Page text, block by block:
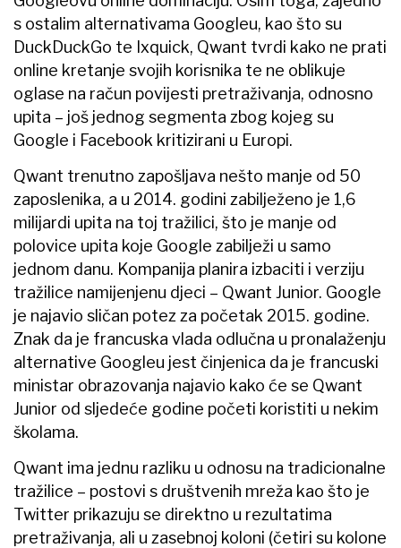
s ostalim alternativama Googleu, kao što su
DuckDuckGo te Ixquick, Qwant tvrdi kako ne prati
online kretanje svojih korisnika te ne oblikuje
oglase na račun povijesti pretraživanja, odnosno
upita – još jednog segmenta zbog kojeg su
Google i Facebook kritizirani u Europi.
Qwant trenutno zapošljava nešto manje od 50
zaposlenika, a u 2014. godini zabilježeno je 1,6
milijardi upita na toj tražilici, što je manje od
polovice upita koje Google zabilježi u samo
jednom danu. Kompanija planira izbaciti i verziju
tražilice namijenjenu djeci – Qwant Junior. Google
je najavio sličan potez za početak 2015. godine.
Znak da je francuska vlada odlučna u pronalaženju
alternative Googleu jest činjenica da je francuski
ministar obrazovanja najavio kako će se Qwant
Junior od sljedeće godine početi koristiti u nekim
školama.
Qwant ima jednu razliku u odnosu na tradicionalne
tražilice – postovi s društvenih mreža kao što je
Twitter prikazuju se direktno u rezultatima
pretraživanja, ali u zasebnoj koloni (četiri su kolone